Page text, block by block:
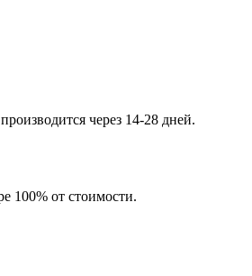
через 14-28 дней.
100% от стоимости.